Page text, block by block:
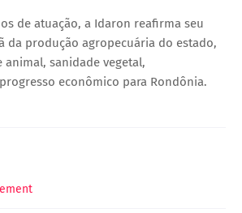
de atuação, a Idaron reafirma seu
da produção agropecuária do estado,
sanidade vegetal,
econômico para Rondônia.